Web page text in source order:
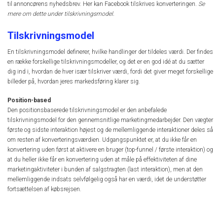
til annoncørens nyhedsbrev. Her kan Facebook tilskrives konverteringen. Se
mere om dette under tilskrivningsmodel.
Tilskrivningsmodel
En tilskrivningsmodel definerer, hvilke handlinger der tildeles værdi. Der findes
en række forskellige tilskrivningsmodeller, og det er en god idé at du sætter
dig ind i, hvordan de hver især tilskriver værdi, fordi det giver meget forskellige
billeder på, hvordan jeres markedsføring klarer sig.
Position-based
Den positionsbaserede tilskrivningsmodel er den anbefalede
tilskrivningsmodel for den gennemsnitlige marketingmedarbejder. Den vægter
første og sidste interaktion højest og de mellemliggende interaktioner deles så
om resten af konverteringsværdien. Udgangspunktet er, at du ikke får en
konvertering uden først at aktivere en bruger (top-funnel / første interaktion) og
at du heller ikke får en konvertering uden at måle på effektiviteten af dine
marketingaktiviteter i bunden af salgstragten (last interaktion), men at den
mellemliggende indsats selvfølgelig også har en værdi, idet de understøtter
fortsættelsen af købsrejsen.